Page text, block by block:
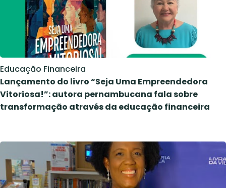
Educação Financeira
Lançamento do livro “Seja Uma Empreendedora
Vitoriosa!”: autora pernambucana fala sobre
transformação através da educação financeira